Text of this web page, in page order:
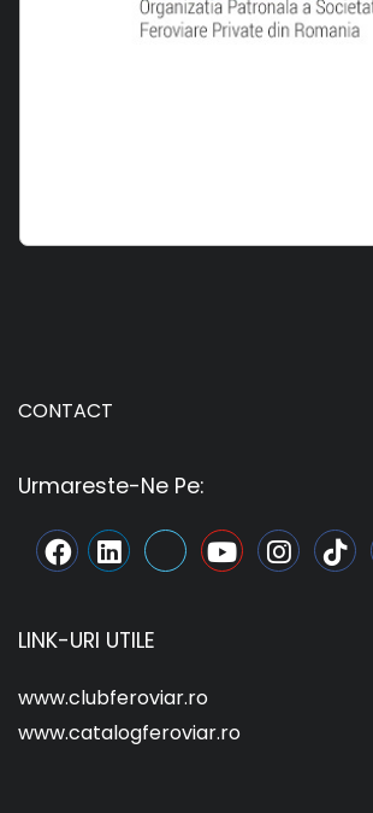
CONTACT
Urmareste-Ne Pe:
LINK-URI UTILE
www.clubferoviar.ro
www.catalogferoviar.ro